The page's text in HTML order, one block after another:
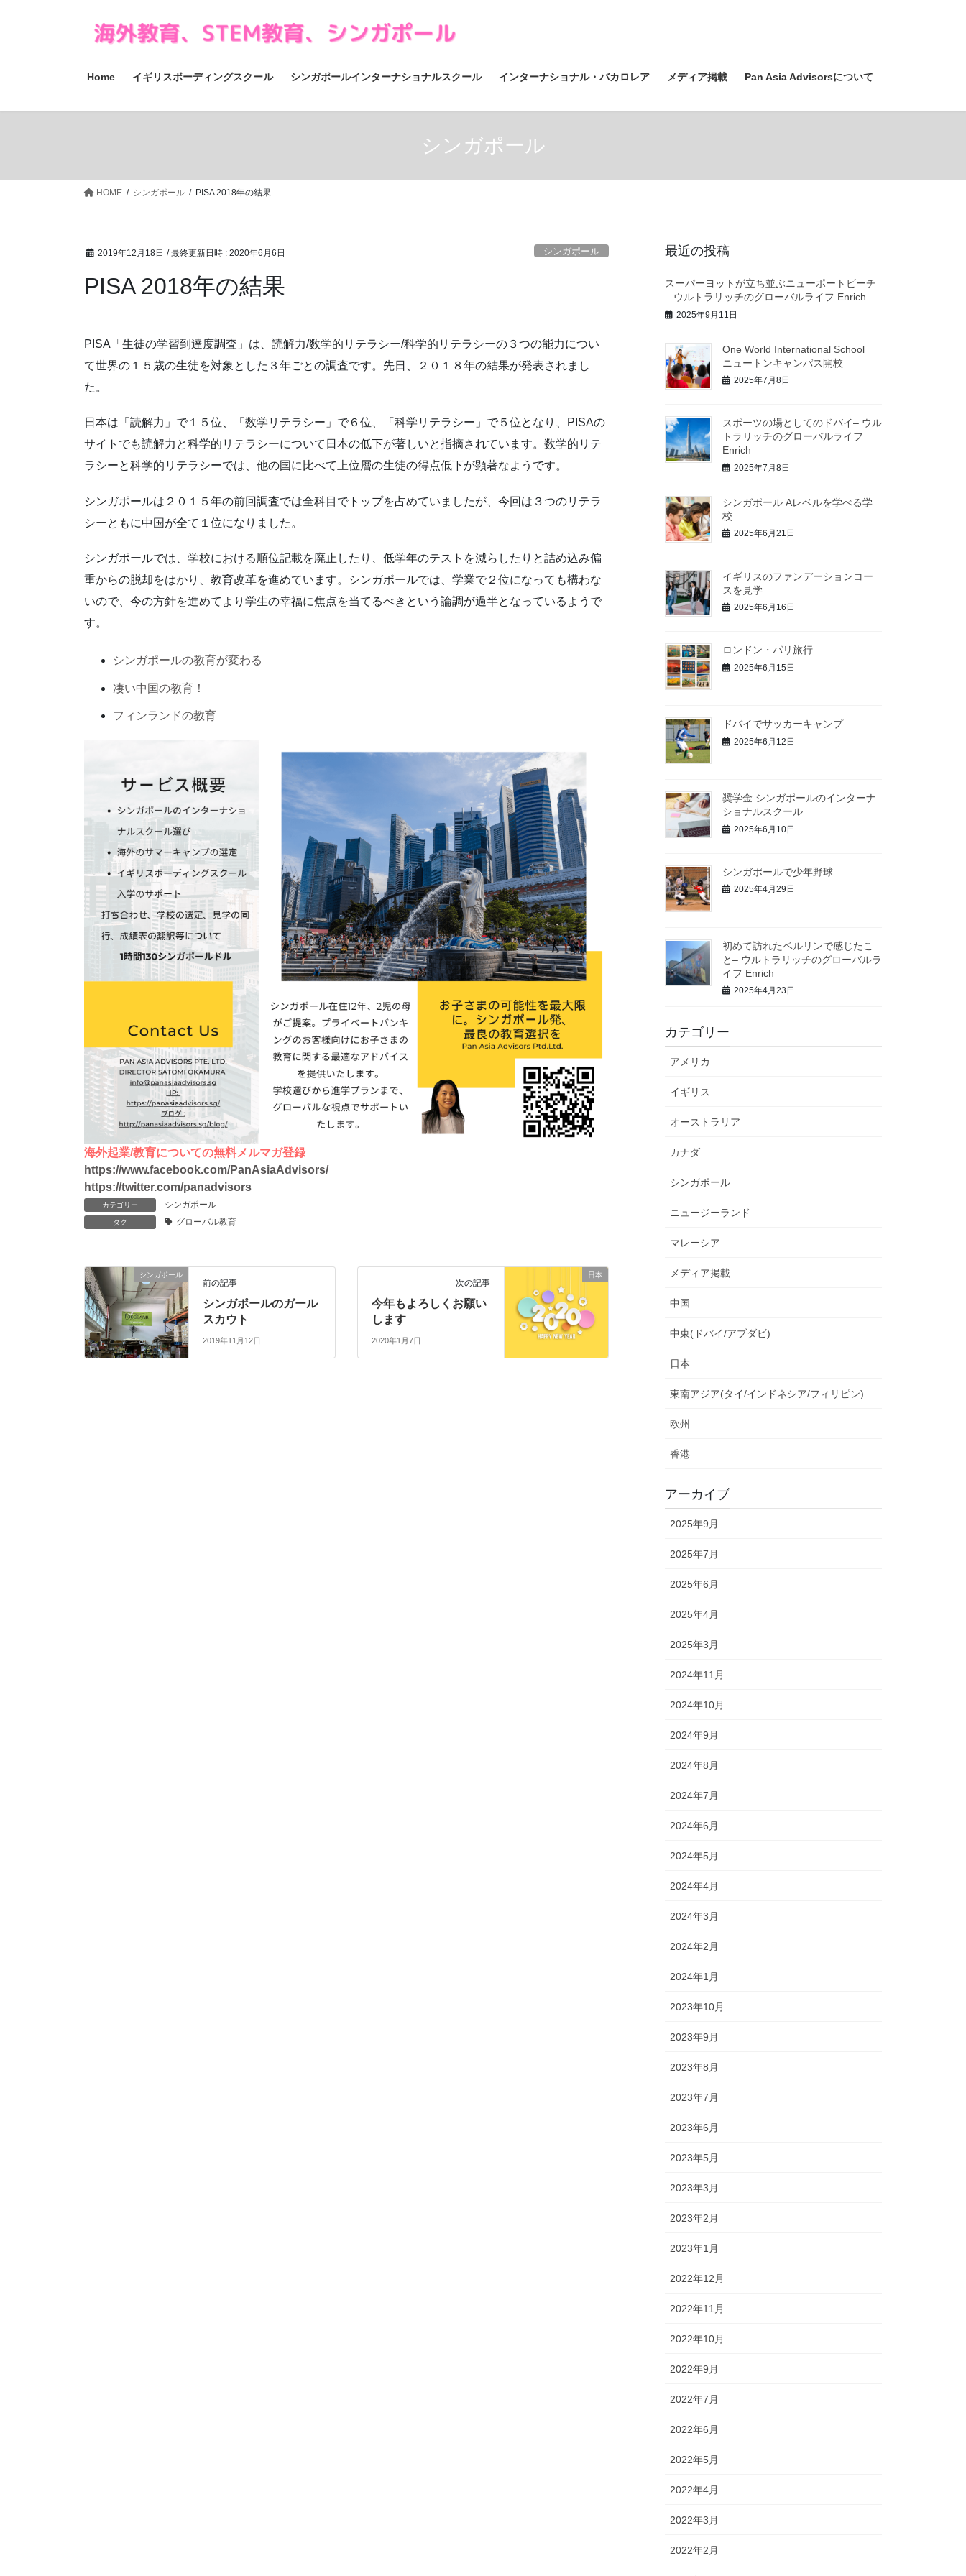
ス
ン
Home イギリスボーディングスクール シンガポールインターナショナルスクール インターナショナル・バカロレア メディア掲載 Pan Asia Advisorsについて
シンガポール
HOME シンガポール PISA 2018年の結果
2019年12月18日 / 最終更新日時 : 2020年6月6日 シンガポール
PISA 2018年の結果
PISA「生徒の学習到達度調査」は、読解力/数学的リテラシー/科学的リテラシーの３つの能力につい
て世界の１５歳の生徒を対象とした３年ごとの調査です。先日、２０１８年の結果が発表されまし
た。
日本は「読解力」で１５位、「数学リテラシー」で６位、「科学リテラシー」で５位となり、PISAの
サイトでも読解力と科学的リテラシーについて日本の低下が著しいと指摘されています。数学的リテ
ラシーと科学的リテラシーでは、他の国に比べて上位層の生徒の得点低下が顕著なようです。
シンガポールは２０１５年の前回調査では全科目でトップを占めていましたが、今回は３つのリテラ
シーともに中国が全て１位になりました。
シンガポールでは、学校における順位記載を廃止したり、低学年のテストを減らしたりと詰め込み偏
重からの脱却をはかり、教育改革を進めています。シンガポールでは、学業で２位になっても構わな
いので、今の方針を進めてより学生の幸福に焦点を当てるべきという論調が過半となっているようで
す。
シンガポールの教育が変わる
凄い中国の教育！
フィンランドの教育
海外起業/教育についての無料メルマガ登録
https://www.facebook.com/PanAsiaAdvisors/
https://twitter.com/panadvisors
カテゴリー シンガポール
タグ グローバル教育
シンガポール
前の記事
シンガポールのガール
スカウト
2019年11月12日
日本
次の記事
今年もよろしくお願い
します
2020年1月7日
最近の投稿
スーパーヨットが立ち並ぶニューポートビーチ
– ウルトラリッチのグローバルライフ Enrich
2025年9月11日
One World International School
ニュートンキャンパス開校
2025年7月8日
スポーツの場としてのドバイ– ウル
トラリッチのグローバルライフ
Enrich
2025年7月8日
シンガポール Aレベルを学べる学
校
2025年6月21日
イギリスのファンデーションコー
スを見学
2025年6月16日
ロンドン・パリ旅行
2025年6月15日
ドバイでサッカーキャンプ
2025年6月12日
奨学金 シンガポールのインターナ
ショナルスクール
2025年6月10日
シンガポールで少年野球
2025年4月29日
初めて訪れたベルリンで感じたこ
と– ウルトラリッチのグローバルラ
イフ Enrich
2025年4月23日
カテゴリー
アメリカ
イギリス
オーストラリア
カナダ
シンガポール
ニュージーランド
マレーシア
メディア掲載
中国
中東(ドバイ/アブダビ)
日本
東南アジア(タイ/インドネシア/フィリピン)
欧州
香港
アーカイブ
2025年9月
2025年7月
2025年6月
2025年4月
2025年3月
2024年11月
2024年10月
2024年9月
2024年8月
2024年7月
2024年6月
2024年5月
2024年4月
2024年3月
2024年2月
2024年1月
2023年10月
2023年9月
2023年8月
2023年7月
2023年6月
2023年5月
2023年3月
2023年2月
2023年1月
2022年12月
2022年11月
2022年10月
2022年9月
2022年7月
2022年6月
2022年5月
2022年4月
2022年3月
2022年2月